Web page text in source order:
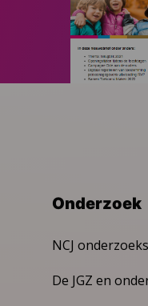
Onderzoek
NCJ
De JGZ en